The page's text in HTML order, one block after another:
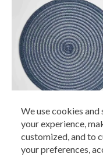
We use cookies
your experience,
customized, and to
your preferences,
LE LIS